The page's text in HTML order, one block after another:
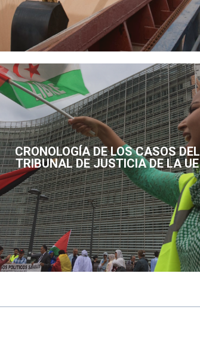
CRONOLOGÍA DE LOS CASOS DEL
TRIBUNAL DE JUSTICIA DE LA UE